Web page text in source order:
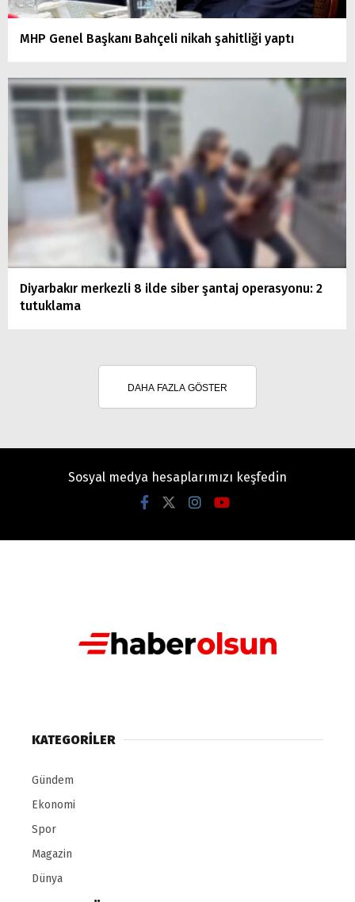
MHP Genel Başkanı Bahçeli nikah şahitliği yaptı
Diyarbakır merkezli 8 ilde siber şantaj operasyonu: 2
tutuklama
DAHA FAZLA GÖSTER
Sosyal medya hesaplarımızı keşfedin
KATEGORILER
Gündem
Ekonomi
Spor
Magazin
Dünya